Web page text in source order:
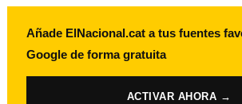
Añade ElNacional.cat a tus fuentes
Google de forma gratuita
ACTIVAR AHORA →